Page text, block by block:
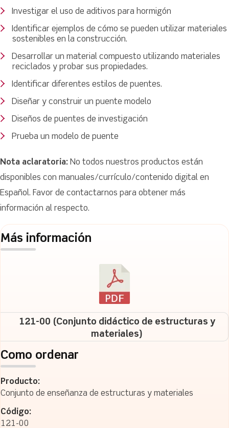
Investigar el uso de aditivos para hormigón
Identificar ejemplos de cómo se pueden utilizar materiales
sostenibles en la construcción.
Desarrollar un material compuesto utilizando materiales
reciclados y probar sus propiedades.
Identificar diferentes estilos de puentes.
Diseñar y construir un puente modelo
Diseños de puentes de investigación
Prueba un modelo de puente
Nota aclaratoria: No todos nuestros productos están
disponibles con manuales/currículo/contenido digital en
Español. Favor de contactarnos para obtener más
información al respecto.
Más información
121-00 (Conjunto didáctico de estructuras y
materiales)
Como ordenar
Producto:
Conjunto de enseñanza de estructuras y materiales
Código:
121-00